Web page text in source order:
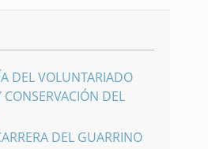
DEL VOLUNTARIADO
CONSERVACIÓN DEL
DEL GUARRINO